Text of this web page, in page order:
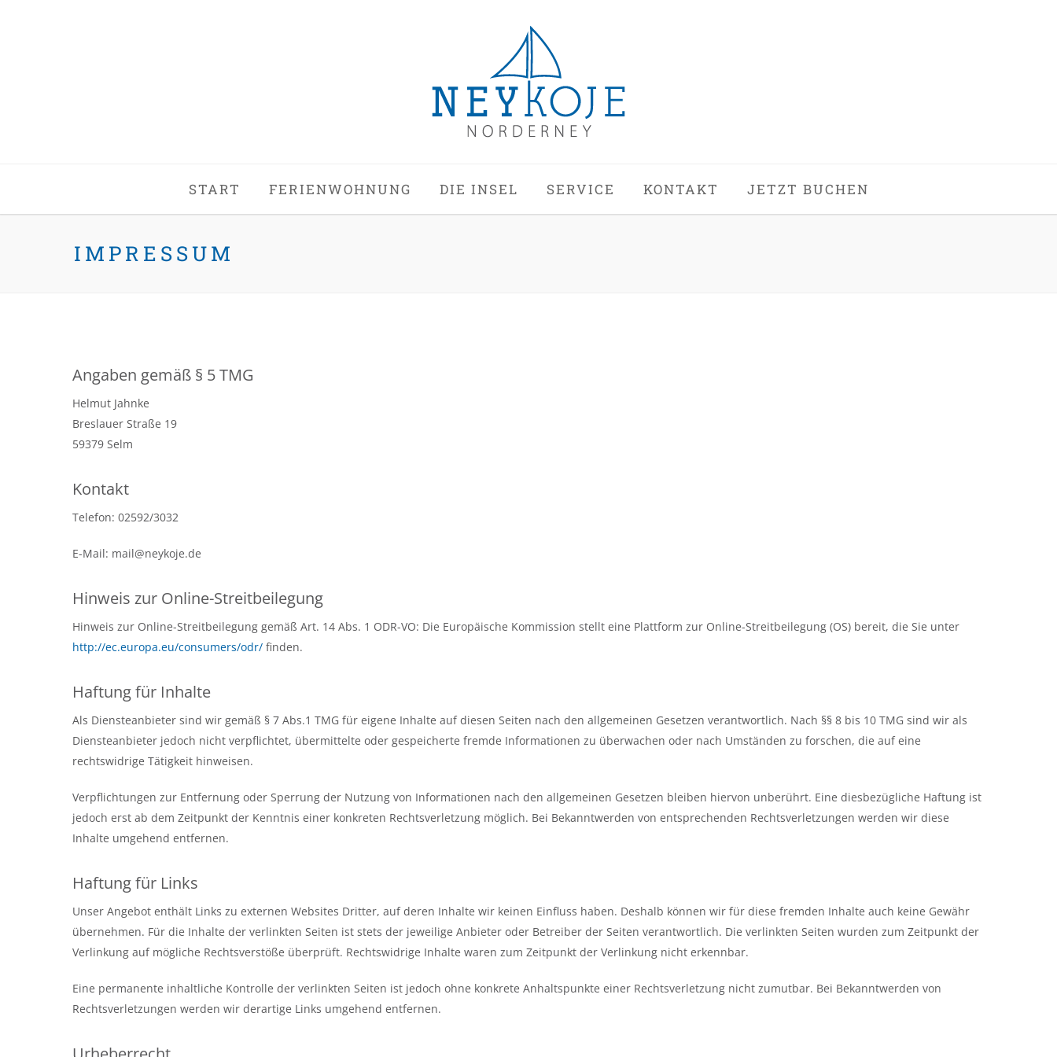
START FERIENWOHNUNG DIE INSEL SERVICE KONTAKT JETZT BUCHEN
IMPRESSUM
Angaben gemäß § 5 TMG
Helmut Jahnke
Breslauer Straße 19
59379 Selm
Kontakt
Telefon: 02592/3032
E-Mail: mail@neykoje.de
Hinweis zur Online-Streitbeilegung
Hinweis zur Online-Streitbeilegung gemäß Art. 14 Abs. 1 ODR-VO: Die Europäische Kommission stellt eine Plattform zur Online-Streitbeilegung (OS) bereit, die Sie unter
http://ec.europa.eu/consumers/odr/ finden.
Haftung für Inhalte
Als Diensteanbieter sind wir gemäß § 7 Abs.1 TMG für eigene Inhalte auf diesen Seiten nach den allgemeinen Gesetzen verantwortlich. Nach §§ 8 bis 10 TMG sind wir als
Diensteanbieter jedoch nicht verpflichtet, übermittelte oder gespeicherte fremde Informationen zu überwachen oder nach Umständen zu forschen, die auf eine
rechtswidrige Tätigkeit hinweisen.
Verpflichtungen zur Entfernung oder Sperrung der Nutzung von Informationen nach den allgemeinen Gesetzen bleiben hiervon unberührt. Eine diesbezügliche Haftung ist
jedoch erst ab dem Zeitpunkt der Kenntnis einer konkreten Rechtsverletzung möglich. Bei Bekanntwerden von entsprechenden Rechtsverletzungen werden wir diese
Inhalte umgehend entfernen.
Haftung für Links
Unser Angebot enthält Links zu externen Websites Dritter, auf deren Inhalte wir keinen Einfluss haben. Deshalb können wir für diese fremden Inhalte auch keine Gewähr
übernehmen. Für die Inhalte der verlinkten Seiten ist stets der jeweilige Anbieter oder Betreiber der Seiten verantwortlich. Die verlinkten Seiten wurden zum Zeitpunkt der
Verlinkung auf mögliche Rechtsverstöße überprüft. Rechtswidrige Inhalte waren zum Zeitpunkt der Verlinkung nicht erkennbar.
Eine permanente inhaltliche Kontrolle der verlinkten Seiten ist jedoch ohne konkrete Anhaltspunkte einer Rechtsverletzung nicht zumutbar. Bei Bekanntwerden von
Rechtsverletzungen werden wir derartige Links umgehend entfernen.